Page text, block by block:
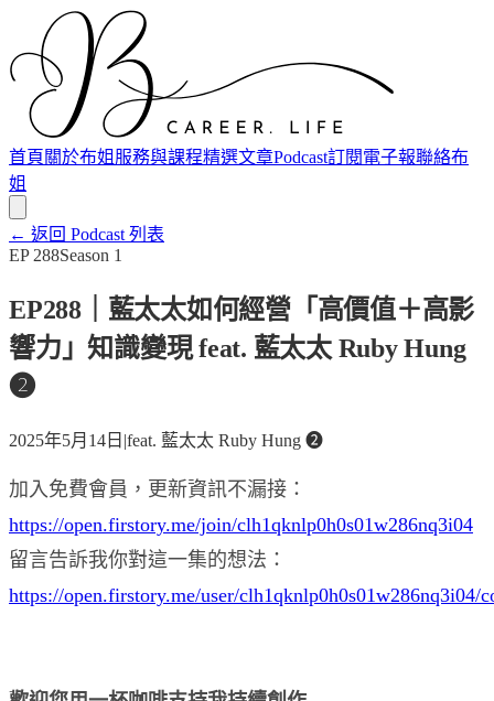
首頁 關於布姐 服務與課程精選文章Podcast訂閱電子報聯絡布
姐
← 返回 Podcast 列表
EP 288Season 1
EP288｜藍太太如何經營「高價值＋高影
響力」知識變現 feat. 藍太太 Ruby Hung
❷
2025年5月14日 |feat. 藍太太 Ruby Hung ❷
加入免費會員，更新資訊不漏接：
https://open.firstory.me/join/clh1qknlp0h0s01w286nq3i04
留言告訴我你對這一集的想法：
https://open.firstory.me/user/clh1qknlp0h0s01w286nq3i04/